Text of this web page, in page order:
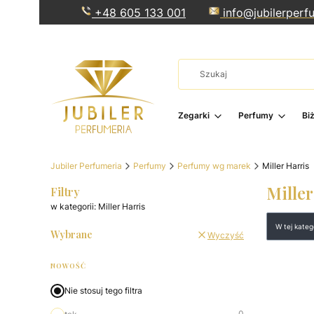
+48 605 133 001
Zegarki Perfumy
Jubiler Perfumeria Perfumy Perfumy wg marek Miller Harris
Filtry
w kategorii: Miller Harris
Wybrane Wyczyść
NOWOŚĆ
Nie stosuj tego filtra
Lista
W tej